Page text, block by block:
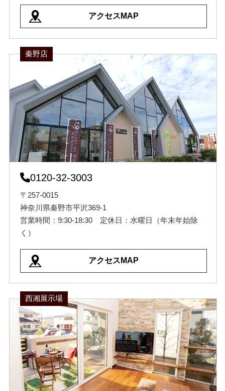
アクセスMAP
秦野店
0120-32-3003
〒257-0015
神奈川県秦野市平沢369-1
営業時間：9:30-18:30 定休日：水曜日（年末年始除
く）
アクセスMAP
西湘展示場